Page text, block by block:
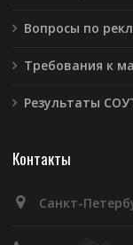
Вопросы по
Требования к
Результаты
Контакты
Санкт-